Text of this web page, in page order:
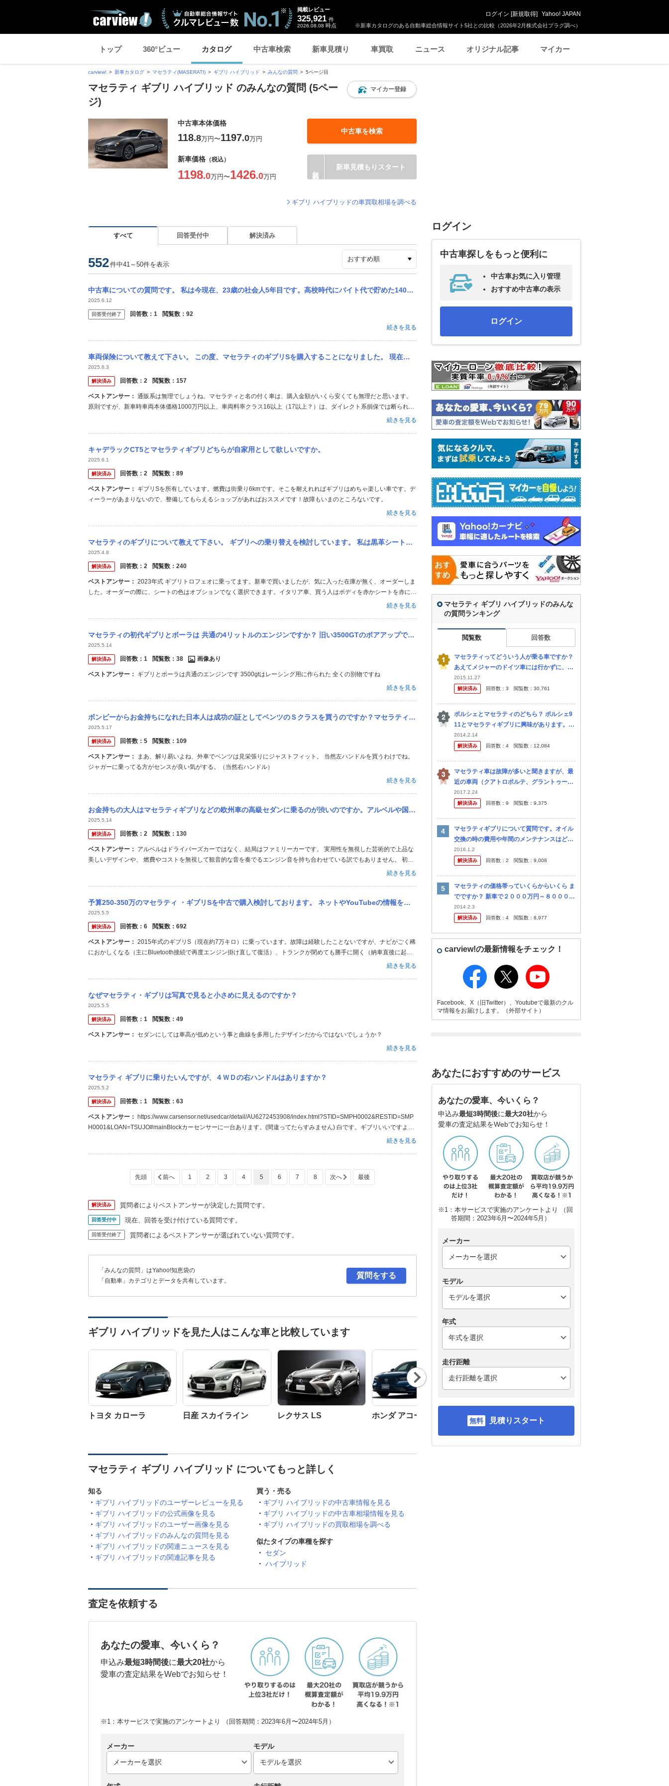
※新車カタログのある自動車総合情報サイト5社との比較（2026年2月株式会社プラグ調べ）
掲載レビュー
325,921 件
2026.08.08 時点
ログイン [新規取得] Yahoo! JAPAN
トップ 360°ビュー カタログ 中古車検索 新車見積り 車買取 ニュース オリジナル記事 マイカー
carview! 新車カタログ マセラティ(MASERATI) ギブリ ハイブリッド みんなの質問 5ページ目
マセラティ ギブリ ハイブリッド のみんなの質問 (5ペー
ジ)
マイカー登録
中古車本体価格
118.8万円〜1197.0万円
中古車を検索
新車価格 （税込）
1198.0万円〜1426.0万円
新車見積もりスタート
ギブリ ハイブリッドの車買取相場を調べる
すべて 回答受付中 解決済み
552件中41～50件を表示
中古車についての質問です。 私は今現在、23歳の社会人5年目です。高校時代にバイト代で貯めた140万で1台目の車、クラウンを購入し、2年半後に横からの追突で廃車となり、その後2015年式のBMW...
2025.6.12
回答受付終了 回答数： 1 閲覧数： 92
続きを見る
車両保険について教えて下さい。 この度、マセラティのギブリSを購入することになりました。 現在加入している保険会社ではギブリの車両保険を付けることが出来ません。 通販型の保険会社で、ギブリの車...
2025.6.3
解決済み 回答数： 2 閲覧数： 157
ベストアンサー：
原則ですが、新車時車両本体価格1000万円以上、車両料率クラス16以上（17以上？）は、ダイレクト系損保では断られる
ケースが多いです。 レクサスの1000万円以上のクルマは割と車両保険付保できますが、料率クラスが低いからだと思いま
続きを見る
キャデラックCT5とマセラティギブリどちらが自家用として欲しいですか。
2025.6.1
解決済み 回答数： 2 閲覧数： 89
ベストアンサー：
ィーラーがあまりないので、整備してもらえるショップがあればおススメです！故障もいまのところないです。
続きを見る
マセラティのギブリについて教えて下さい。 ギブリへの乗り替えを検討しています。 私は黒革シートの個体を探しているのですが、中古車の9割くらいが赤革シートのような気がします。 赤革シートのほうが...
2025.4.8
解決済み 回答数： 2 閲覧数： 240
ベストアンサー：
した。オーダーの際に、シートの色はオプションでなく選択できます。イタリア車、買う人はボディを赤かシートを赤にす
続きを見る
マセラティの初代ギブリとボーラは 共通の4リットルのエンジンですか？ 旧い3500GTのボアアップですか？
2025.5.14
解決済み 回答数： 1 閲覧数： 38 画像あり
ベストアンサー： ギブリとボーラは共通のエンジンです 3500gtはレーシング用に作られた 全くの別物ですね
続きを見る
ボンビーからお金持ちになれた日本人は成功の証としてベンツのＳクラスを買うのですか？マセラティギブリとかは対象外？
2025.5.17
解決済み 回答数： 5 閲覧数： 109
ベストアンサー：
ジャガーに乗ってる方がセンスが良い気がする。（当然右ハンドル）
続きを見る
お金持ちの大人はマセラティギブリなどの欧州車の高級セダンに乗るのが渋いのですか。アルベルや国産SUVに乗るのはイモでしょうか？
2025.5.14
解決済み 回答数： 2 閲覧数： 130
ベストアンサー：
美しいデザインや、 燃費やコストを無視して観音的な音を奏でるエンジン音を持ち合わせている訳でもありません。 初代
のマセラティギブリであれば、自動車業界の芸術家と呼ばれるジウジアーロがデザインした芸術品です。 3代目のマセラテ
続きを見る
予算250-350万のマセラティ ・ギブリSを中古で購入検討しております。 ネットやYouTubeの情報をみるととにかく故障や車検でめっちゃお金がかかると言われており、当方国産車(レクサスと逆輸...
2025.5.5
解決済み 回答数： 6 閲覧数： 692
ベストアンサー：
におかしくなる（主にBluetooth接続で再度エンジン掛け直して復活）、トランクが閉めても勝手に開く（納車直後に起こ
り、荷物が入っていたので、荷物を出して閉めたら治った、現在は起きない）、ボンネットが閉まりが悪く、開いてると警
続きを見る
なぜマセラティ・ギブリは写真で見ると小さめに見えるのですか？
2025.5.5
解決済み 回答数： 1 閲覧数： 49
ベストアンサー： セダンにしては車高が低めという事と曲線を多用したデザインだからではないでしょうか？
続きを見る
マセラティ ギブリに乗りたいんですが、４ＷＤの右ハンドルはありますか？
2025.5.2
解決済み 回答数： 1 閲覧数： 63
ベストアンサー：
H0001&LOAN=TSUJO#mainBlockカーセンサーに一台あります。(間違ってたらすみません) 白です。ギブリいいですよ
続きを見る
1 2 3 4 5 6 7 8
解決済み 質問者によりベストアンサーが決定した質問です。
回答受付中 現在、回答を受け付けている質問です。
回答受付終了 質問者によるベストアンサーが選ばれていない質問です。
「みんなの質問」はYahoo!知恵袋の
「自動車」カテゴリとデータを共有しています。
質問をする
ギブリ ハイブリッドを見た人はこんな車と比較しています
トヨタ カローラ 日産 スカイライン レクサス LS ホンダ アコード
レクサス ISハイブリッ
ド
Nex
t
マセラティ ギブリ ハイブリッド についてもっと詳しく
知る
ギブリ ハイブリッドのユーザーレビューを見る
ギブリ ハイブリッドの公式画像を見る
ギブリ ハイブリッドのユーザー画像を見る
ギブリ ハイブリッドのみんなの質問を見る
ギブリ ハイブリッドの関連ニュースを見る
ギブリ ハイブリッドの関連記事を見る
買う・売る
ギブリ ハイブリッドの中古車情報を見る
ギブリ ハイブリッドの中古車相場情報を見る
ギブリ ハイブリッドの買取相場を調べる
似たタイプの車種を探す
セダン
ハイブリッド
査定を依頼する
あなたの愛車、今いくら？
申込み最短3時間後に最大20社から
愛車の査定結果をWebでお知らせ！
※1：本サービスで実施のアンケートより （回答期間：2023年6月〜2024年5月）
メーカー モデル
ログイン
中古車探しをもっと便利に
中古車お気に入り管理
おすすめ中古車の表示
ログイン
マセラティ ギブリ ハイブリッドのみんな
の質問ランキング
閲覧数 回答数
マセラティってどういう人が乗る車ですか？
あえてメジャーのドイツ車には行かずに、マ
セラティ乗る人って変人が多いでしょうか？
イタ車に乗ってる人ってちょいワルオヤジみ
2015.11.27
解決済み
回答数： 3 閲覧数： 30,761
ポルシェとマセラティのどちら？ ポルシェ9
11とマセラティギブリに興味があります。個
性が違う2台の車ですが、とても引かれるも
のがあります。ところで、質問なのですが、
2014.2.14
解決済み
回答数： 4 閲覧数： 12,084
マセラティ車は故障が多いと聞きますが、最
近の車両（クアトロポルテ、グラントゥーリ
ズモ、ギブリ等）は信頼性どうですか？
2017.2.24
解決済み
回答数： 9 閲覧数： 9,375
マセラティギブリについて質問です。オイル
交換の時の費用や年間のメンテナンスはどれ
くらいかかりますか
2016.1.2
解決済み
回答数： 2 閲覧数： 9,008
マセラティの価格帯っていくらからいくら ま
でですか？ 新車で２０００万円～８０００万
円ぐらい でしょうか？
2014.2.3
解決済み
回答数： 4 閲覧数： 8,977
carview!の最新情報をチェック！
Facebook、X（旧Twitter）、Youtubeで最新のクル
マ情報をお届けします。（外部サイト）
あなたにおすすめのサービス
あなたの愛車、今いくら？
申込み最短3時間後に最大20社から
愛車の査定結果をWebでお知らせ！
※1：本サービスで実施のアンケートより （回
答期間：2023年6月〜2024年5月）
メーカー
モデル
年式
走行距離
見積りスタート